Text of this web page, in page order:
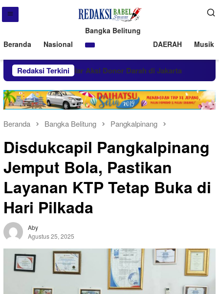
Beranda Nasional
Bangka Belitung
DAERAH
Musik
Redaksi Terkini
PT Timah Gelar Aksi Donor Darah di Jakarta
Beranda Bangka Belitung Pangkalpinang
Disdukcapil Pangkalpinang
Jemput Bola, Pastikan
Layanan KTP Tetap Buka di
Hari Pilkada
Aby
Agustus 25, 2025